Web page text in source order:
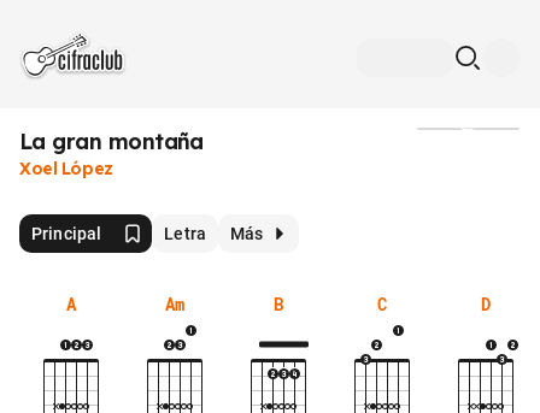
La gran montaña
Xoel López
Principal Letra Más
A Am B C D